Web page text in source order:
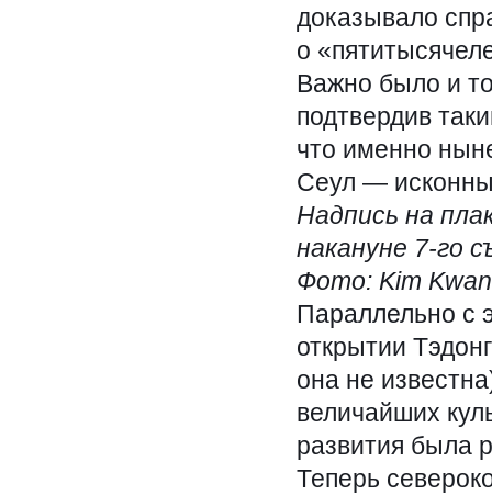
доказывало
о
Важно было и
подтвердив
что именно
Сеул —
Надпись на
накануне 7-го
Фото: Kim
Параллельно с
открытии
она не
величайших
развития была
Теперь